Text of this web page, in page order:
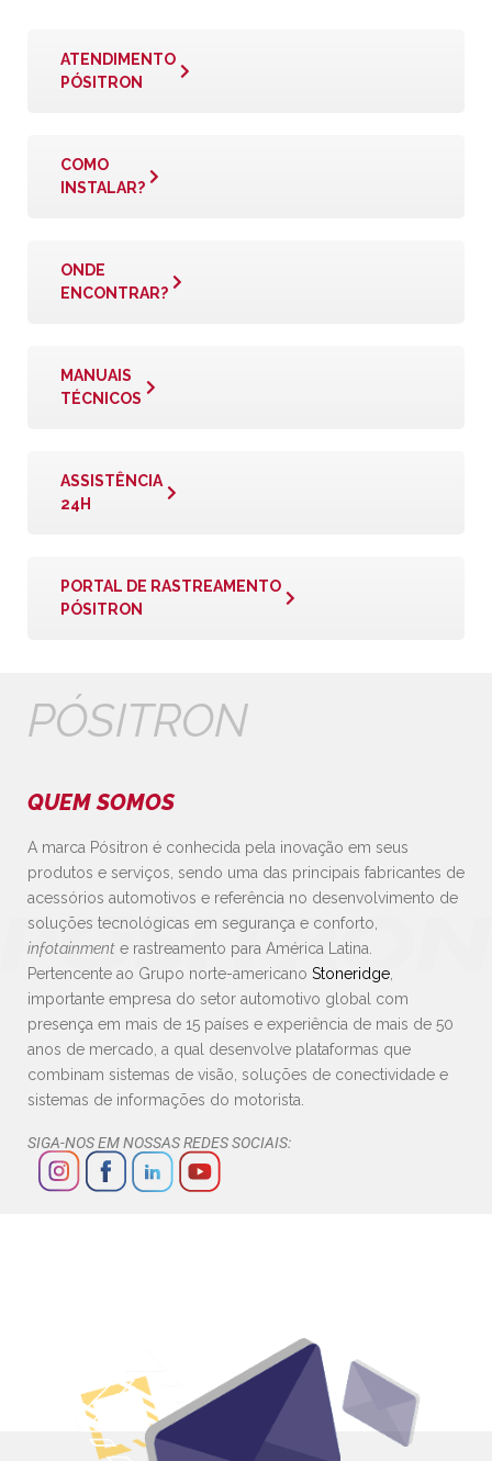
ATENDIMENTO
PÓSITRON
COMO
INSTALAR?
ONDE
ENCONTRAR?
MANUAIS
TÉCNICOS
ASSISTÊNCIA
24H
PORTAL DE RASTREAMENTO
PÓSITRON
PÓSITRON
QUEM SOMOS
A marca Pósitron é conhecida pela inovação em seus
produtos e serviços, sendo uma das principais fabricantes de
acessórios automotivos e referência no desenvolvimento de
soluções tecnológicas em segurança e conforto,
infotainment e rastreamento para América Latina.
Pertencente ao Grupo norte-americano Stoneridge,
importante empresa do setor automotivo global com
presença em mais de 15 países e experiência de mais de 50
anos de mercado, a qual desenvolve plataformas que
combinam sistemas de visão, soluções de conectividade e
sistemas de informações do motorista.
SIGA-NOS EM NOSSAS REDES SOCIAIS: